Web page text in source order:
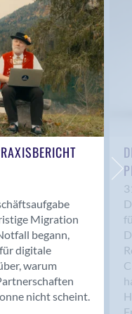
Migration
begann,
digitale
warum
nicht scheint.